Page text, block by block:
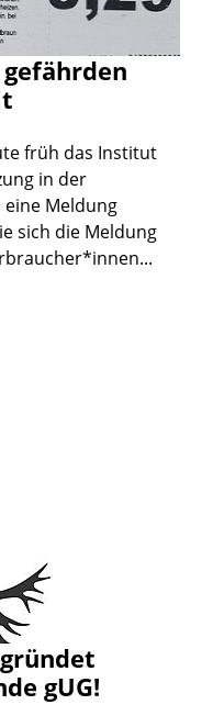
früh das Institut
in der
eine Meldung
sich die Meldung
gUG!